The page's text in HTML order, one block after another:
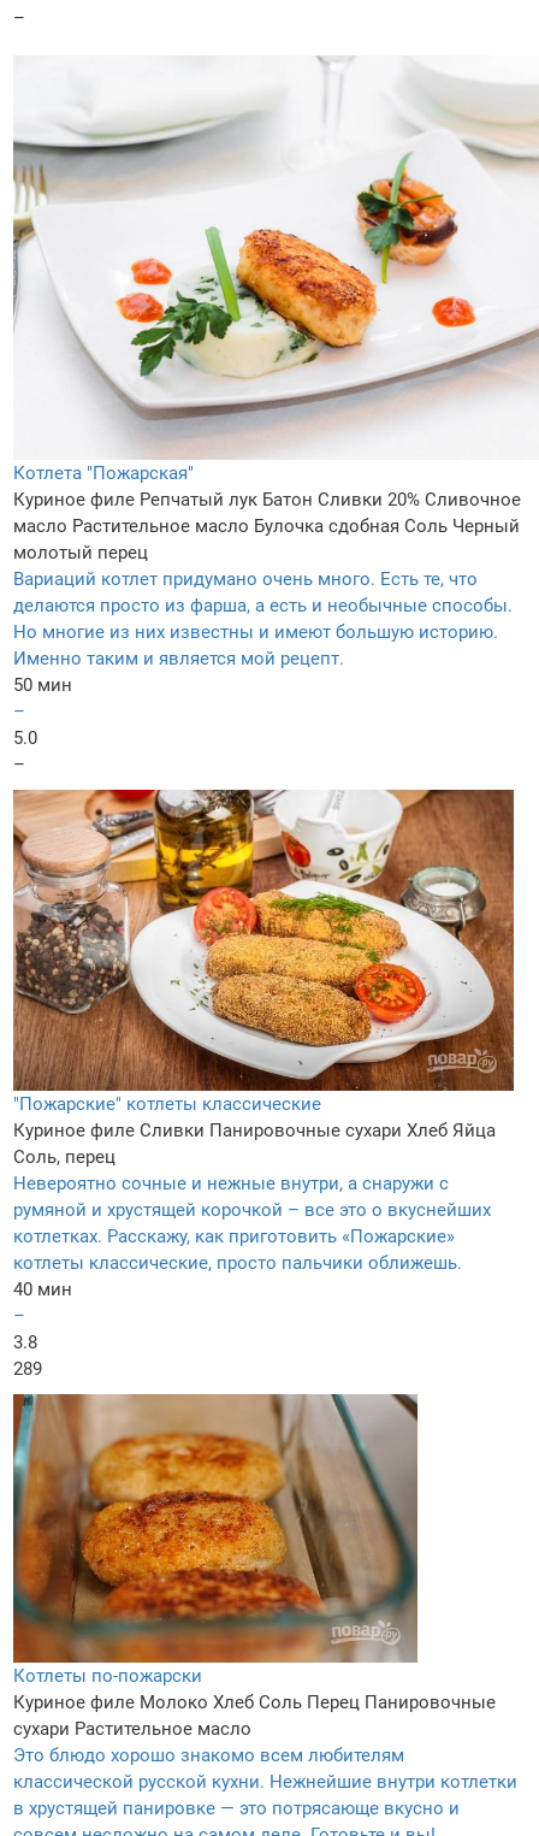
–
Котлета "Пожарская"
Куриное филе Репчатый лук Батон Сливки 20% Сливочное
масло Растительное масло Булочка сдобная Соль Черный
молотый перец
Вариаций котлет придумано очень много. Есть те, что
делаются просто из фарша, а есть и необычные способы.
Но многие из них известны и имеют большую историю.
Именно таким и является мой рецепт.
50 мин
–
5.0
–
"Пожарские" котлеты классические
Куриное филе Сливки Панировочные сухари Хлеб Яйца
Соль, перец
Невероятно сочные и нежные внутри, а снаружи с
румяной и хрустящей корочкой – все это о вкуснейших
котлетках. Расскажу, как приготовить «Пожарские»
котлеты классические, просто пальчики оближешь.
40 мин
–
3.8
289
Котлеты по-пожарски
Куриное филе Молоко Хлеб Соль Перец Панировочные
сухари Растительное масло
Это блюдо хорошо знакомо всем любителям
классической русской кухни. Нежнейшие внутри котлетки
в хрустящей панировке — это потрясающе вкусно и